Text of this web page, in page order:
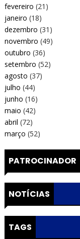
fevereiro (21)
janeiro (18)
dezembro (31)
novembro (49)
outubro (36)
setembro (52)
agosto (37)
julho (44)
junho (16)
maio (42)
abril (72)
março (52)
PATROCINADOR
NOTÍCIAS
TAGS